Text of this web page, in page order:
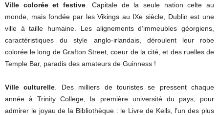
Ville colorée et festive . Capitale de la seule nation celte au
monde, mais fondée par les Vikings au IXe siècle, Dublin est une
ville à taille humaine. Les alignements d’immeubles géorgiens,
caractéristiques du style anglo-irlandais, déroulent leur robe
colorée le long de Grafton Street, coeur de la cité, et des ruelles de
Temple Bar, paradis des amateurs de Guinness !
Ville culturelle . Des milliers de touristes se pressent chaque
année à Trinity College, la première université du pays, pour
admirer le joyau de la Bibliothèque : le Livre de Kells, l’un des plus